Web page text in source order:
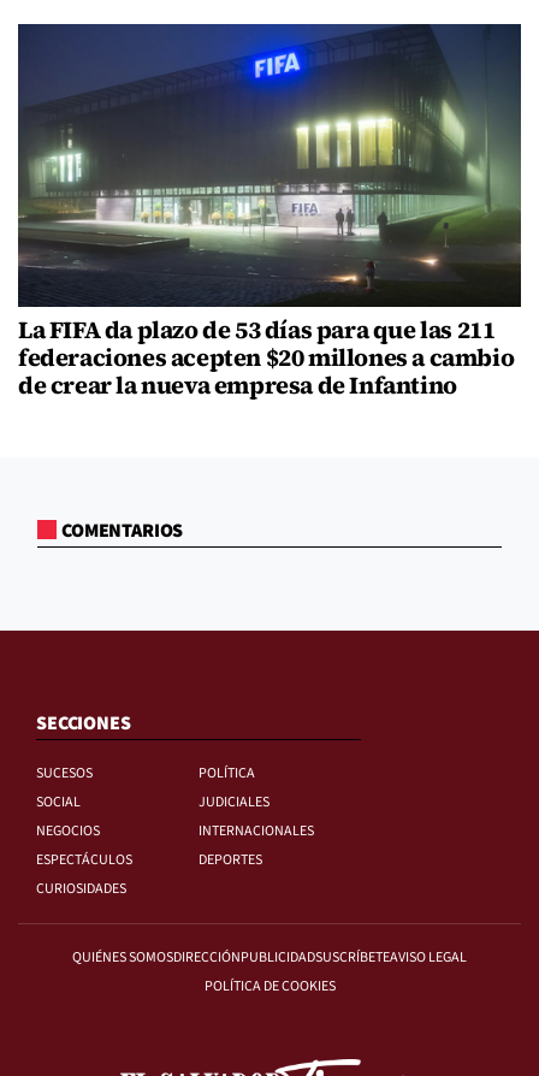
La FIFA da plazo de 53 días para que las 211
federaciones acepten $20 millones a cambio
de crear la nueva empresa de Infantino
COMENTARIOS
SECCIONES
SUCESOS
POLÍTICA
SOCIAL
JUDICIALES
NEGOCIOS
INTERNACIONALES
ESPECTÁCULOS
DEPORTES
CURIOSIDADES
QUIÉNES SOMOSDIRECCIÓNPUBLICIDADSUSCRÍBETEAVISO LEGAL
POLÍTICA DE COOKIES